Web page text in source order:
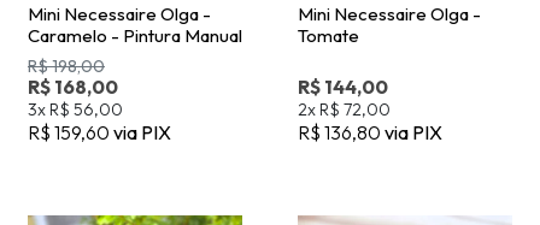
Mini Necessaire Olga -
Caramelo - Pintura Manual
R$ 198,00
R$ 168,00
3x R$ 56,00
R$ 159,60 via PIX
Mini Necessaire Olga -
Tomate
R$ 144,00
2x R$ 72,00
R$ 136,80 via PIX